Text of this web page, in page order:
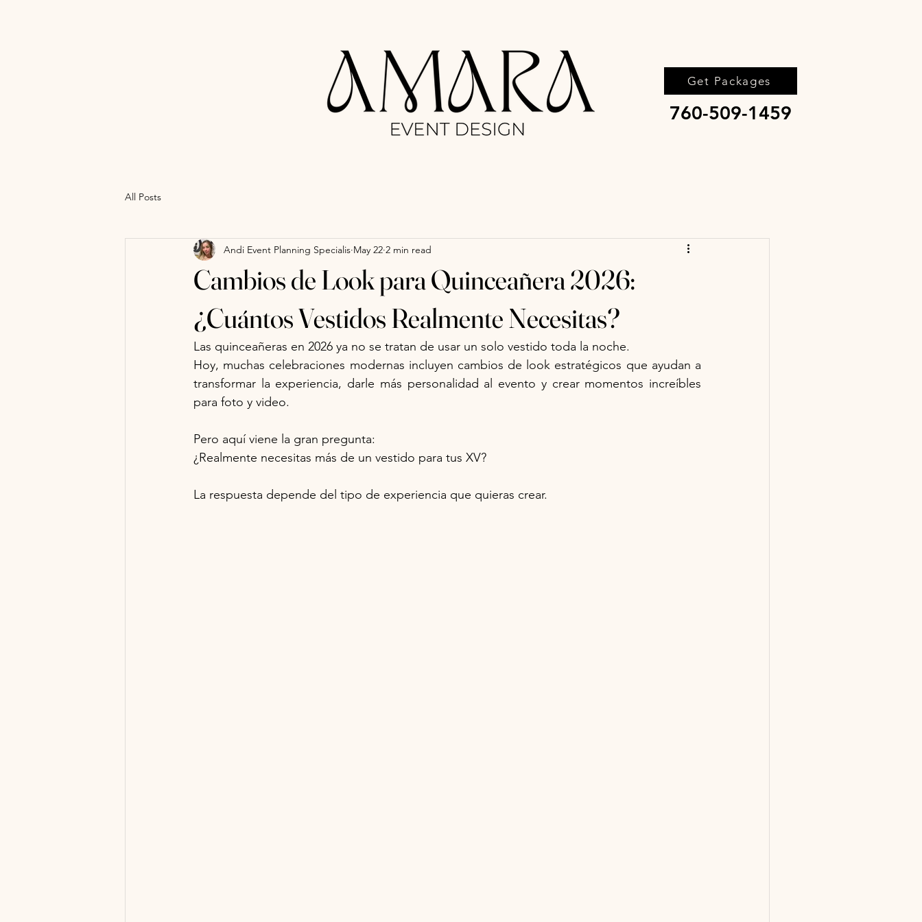
Get Packages
760-509-1459
All Posts
Cambios de Look para Quinceañera 2026:
¿Cuántos Vestidos Realmente Necesitas?
Andi Event Planning Specialis May 22 2 min read
Las quinceañeras en 2026 ya no se tratan de usar un solo vestido toda la noche.
Hoy, muchas celebraciones modernas incluyen cambios de look estratégicos que ayudan a
transformar la experiencia, darle más personalidad al evento y crear momentos increíbles
para foto y video.
Pero aquí viene la gran pregunta:
¿Realmente necesitas más de un vestido para tus XV?
La respuesta depende del tipo de experiencia que quieras crear.